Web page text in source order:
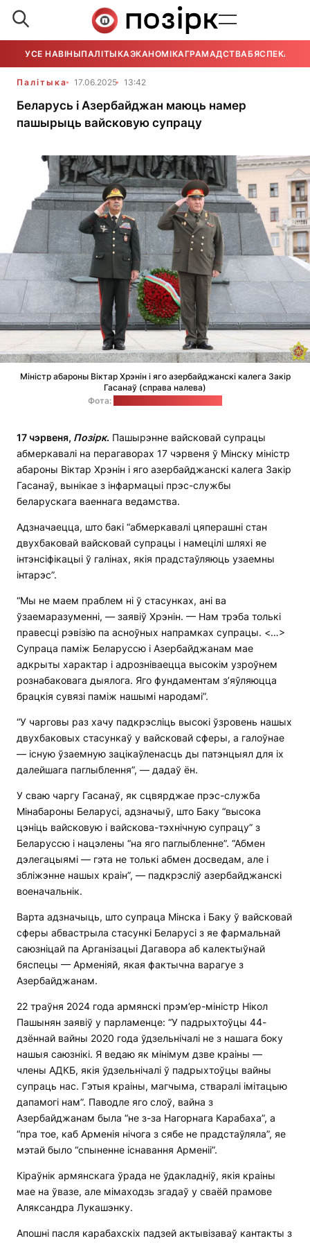
УСЕ НАВІНЫПАЛІТЫКАЭКАНОМІКАГРАМАДСТВАБЯСПЕКА
Палітыка 17.06.2025 13:42
Беларусь і Азербайджан маюць намер
пашырыць вайсковую супрацу
Міністр абароны Віктар Хрэнін і яго азербайджанскі калега Закір
Гасанаў (справа налева)
Фота:
17 чэрвеня, Позірк. Пашырэнне вайсковай супрацы
абмеркавалі на перагаворах 17 чэрвеня ў Мінску міністр
абароны Віктар Хрэнін і яго азербайджанскі калега Закір
Гасанаў, вынікае з інфармацыі прэс-службы
беларускага ваеннага ведамства.
Адзначаецца, што бакі “абмеркавалі цяперашні стан
двухбаковай вайсковай супрацы і намецілі шляхі яе
інтэнсіфікацыі ў галінах, якія прадстаўляюць узаемны
інтарэс”.
“Мы не маем праблем ні ў стасунках, ані ва
ўзаемаразуменні, — заявіў Хрэнін. — Нам трэба толькі
правесці рэвізію па асноўных напрамках супрацы. <…>
Супраца паміж Беларуссю і Азербайджанам мае
адкрыты характар ​​і адрозніваецца высокім узроўнем
рознабаковага дыялога. Яго фундаментам з’яўляюцца
брацкія сувязі паміж нашымі народамі”.
“У чарговы раз хачу падкрэсліць высокі ўзровень нашых
двухбаковых стасункаў у вайсковай сферы, а галоўнае
— існую ўзаемную зацікаўленасць ды патэнцыял для іх
далейшага паглыблення”, — дадаў ён.
У сваю чаргу Гасанаў, як сцвярджае прэс-служба
Мінабароны Беларусі, адзначыў, што Баку “высока
цэніць вайсковую і вайскова-тэхнічную супрацу” з
Беларуссю і нацэлены “на яго паглыбленне”. “Абмен
дэлегацыямі — гэта не толькі абмен досведам, але і
збліжэнне нашых краін”, — падкрэсліў азербайджанскі
военачальнік.
Варта адзначыць, што супраца Мінска і Баку ў вайсковай
сферы абвастрыла стасункі Беларусі з яе фармальнай
саюзніцай па Арганізацыі Дагавора аб калектыўнай
бяспецы — Арменіяй, якая фактычна варагуе з
Азербайджанам.
22 траўня 2024 года армянскі прэм’ер-міністр Нікол
Пашынян заявіў у парламенце: “У падрыхтоўцы 44-
дзённай вайны 2020 года ўдзельнічалі не з нашага боку
нашыя саюзнікі. Я ведаю як мінімум дзве краіны —
члены АДКБ, якія ўдзельнічалі ў падрыхтоўцы вайны
супраць нас. Гэтыя краіны, магчыма, стваралі імітацыю
дапамогі нам”. Паводле яго слоў, вайна з
Азербайджанам была “не з-за Нагорнага Карабаха”, а
“пра тое, каб Арменія нічога з сябе не прадстаўляла”, яе
мэтай было “спыненне існавання Арменіі”.
Кіраўнік армянскага ўрада не ўдакладніў, якія краіны
мае на ўвазе, але мімаходзь згадаў у сваёй прамове
Аляксандра Лукашэнку.
Апошні пасля карабахскіх падзей актывізаваў кантакты з